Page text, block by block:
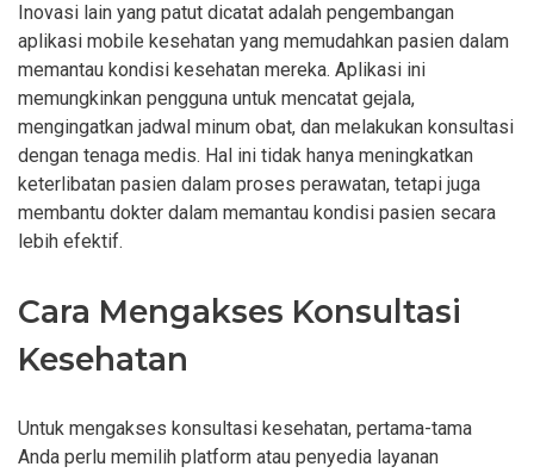
Inovasi lain yang patut dicatat adalah pengembangan
aplikasi mobile kesehatan yang memudahkan pasien dalam
memantau kondisi kesehatan mereka. Aplikasi ini
memungkinkan pengguna untuk mencatat gejala,
mengingatkan jadwal minum obat, dan melakukan konsultasi
dengan tenaga medis. Hal ini tidak hanya meningkatkan
keterlibatan pasien dalam proses perawatan, tetapi juga
membantu dokter dalam memantau kondisi pasien secara
lebih efektif.
Cara Mengakses Konsultasi
Kesehatan
Untuk mengakses konsultasi kesehatan, pertama-tama
Anda perlu memilih platform atau penyedia layanan